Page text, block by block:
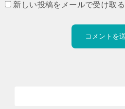
新しい投稿をメールで受け取る